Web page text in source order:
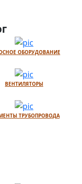
ОБОРУДОВАНИЕ
ВЕНТИЛЯТОРЫ
ТРУБОПРОВОДА